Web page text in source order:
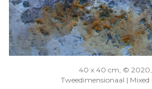
40 x 40 cm, ©
Tweedimensionaal | Mixed